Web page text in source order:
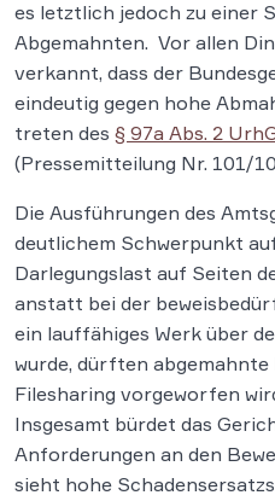
es letztlich jedoch zu einer
Abgemahnten. Vor allen
verkannt, dass der
eindeutig gegen hohe
treten des § 97a Abs. 2
(Pressemitteilung Nr. 101/
Die Ausführungen des
deutlichem Schwerpunkt
Darlegungslast auf Seiten
anstatt bei der
ein lauffähiges Werk über
wurde, dürften abgemahnte
Filesharing vorgeworfen
Insgesamt bürdet das
Anforderungen an den
sieht hohe